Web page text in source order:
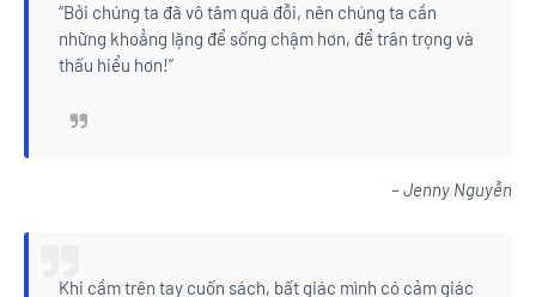
“Bởi chúng ta đã vô tâm quá đỗi, nên chúng ta cần
những khoẳng lặng để sống chậm hơn, để trân trọng và
thấu hiểu hơn!”
– Jenny Nguyễn
Khi cầm trên tay cuốn sách, bất giác mình có cảm giác